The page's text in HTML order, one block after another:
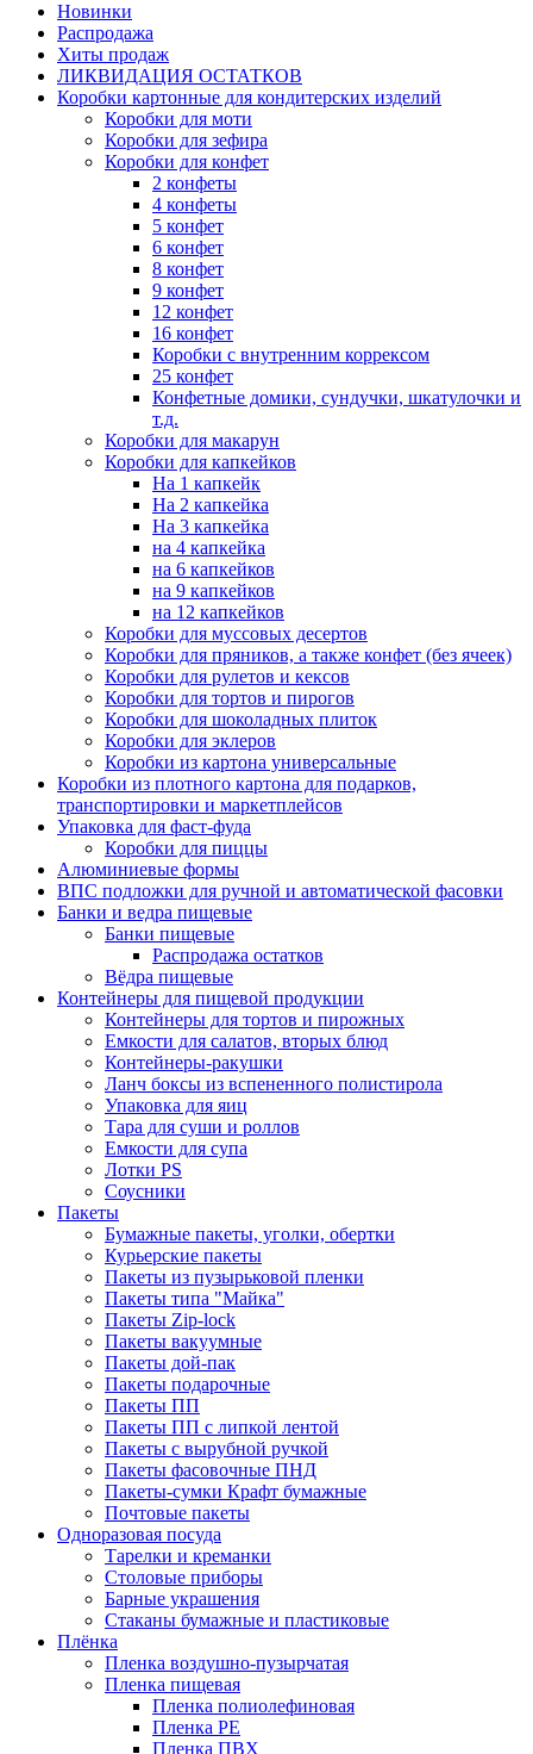
Новинки
Распродажа
Хиты продаж
ЛИКВИДАЦИЯ ОСТАТКОВ
Коробки картонные для кондитерских изделий
Коробки для моти
Коробки для зефира
Коробки для конфет
2 конфеты
4 конфеты
5 конфет
6 конфет
8 конфет
9 конфет
12 конфет
16 конфет
Коробки с внутренним коррексом
25 конфет
Конфетные домики, сундучки, шкатулочки и
т.д.
Коробки для макарун
Коробки для капкейков
На 1 капкейк
На 2 капкейка
На 3 капкейка
на 4 капкейка
на 6 капкейков
на 9 капкейков
на 12 капкейков
Коробки для муссовых десертов
Коробки для пряников, а также конфет (без ячеек)
Коробки для рулетов и кексов
Коробки для тортов и пирогов
Коробки для шоколадных плиток
Коробки для эклеров
Коробки из картона универсальные
Коробки из плотного картона для подарков,
транспортировки и маркетплейсов
Упаковка для фаст-фуда
Коробки для пиццы
Алюминиевые формы
ВПС подложки для ручной и автоматической фасовки
Банки и ведра пищевые
Банки пищевые
Распродажа остатков
Вёдра пищевые
Контейнеры для пищевой продукции
Контейнеры для тортов и пирожных
Емкости для салатов, вторых блюд
Контейнеры-ракушки
Ланч боксы из вспененного полистирола
Упаковка для яиц
Тара для суши и роллов
Емкости для супа
Лотки PS
Соусники
Пакеты
Бумажные пакеты, уголки, обертки
Курьерские пакеты
Пакеты из пузырьковой пленки
Пакеты типа "Майка"
Пакеты Zip-lock
Пакеты вакуумные
Пакеты дой-пак
Пакеты подарочные
Пакеты ПП
Пакеты ПП с липкой лентой
Пакеты с вырубной ручкой
Пакеты фасовочные ПНД
Пакеты-сумки Крафт бумажные
Почтовые пакеты
Одноразовая посуда
Тарелки и креманки
Столовые приборы
Барные украшения
Стаканы бумажные и пластиковые
Плёнка
Пленка воздушно-пузырчатая
Пленка пищевая
Пленка полиолефиновая
Пленка PE
Пленка ПВХ